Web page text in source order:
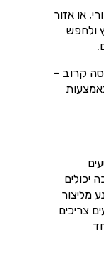
או אזור
ולחפש
קרוב –
יכולים
מליצור
צריכים